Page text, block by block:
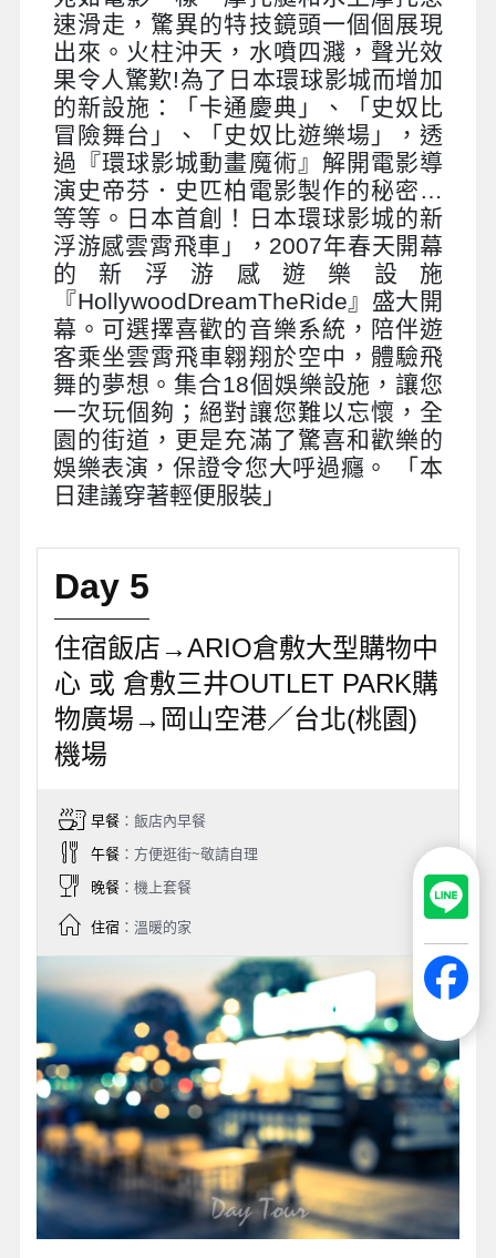
速滑走，驚異的特技鏡頭一個個展現
出來。火柱沖天，水噴四濺，聲光效
果令人驚歎!為了日本環球影城而增加
的新設施：「卡通慶典」、「史奴比
冒險舞台」、「史奴比遊樂場」，透
過『環球影城動畫魔術』解開電影導
演史帝芬．史匹柏電影製作的秘密…
等等。日本首創！日本環球影城的新
浮游感雲霄飛車」，2007年春天開幕
的新浮游感遊樂設施
『HollywoodDreamTheRide』盛大開
幕。可選擇喜歡的音樂系統，陪伴遊
客乘坐雲霄飛車翱翔於空中，體驗飛
舞的夢想。集合18個娛樂設施，讓您
一次玩個夠；絕對讓您難以忘懷，全
園的街道，更是充滿了驚喜和歡樂的
娛樂表演，保證令您大呼過癮。 「本
日建議穿著輕便服裝」
Day 5
住宿飯店→ARIO倉敷大型購物中
心 或 倉敷三井OUTLET PARK購
物廣場→岡山空港／台北(桃園)
機場
早餐：飯店內早餐
午餐：方便逛街~敬請自理
晚餐：機上套餐
住宿：溫暖的家